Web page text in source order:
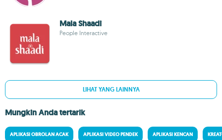
Mala Shaadi
People Interactive
LIHAT YANG LAINNYA
Mungkin Anda tertarik
APLIKASI OBROLAN ACAK APLIKASI VIDEO PENDEK APLIKASI KENCAN